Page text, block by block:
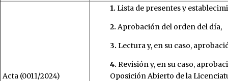
Acta (0011/2024)
1. Lista de presentes y
2. Aprobación del orden del día,
3. Lectura y, en su caso,
4. Revisión y, en su caso,
Oposición Abierto de la